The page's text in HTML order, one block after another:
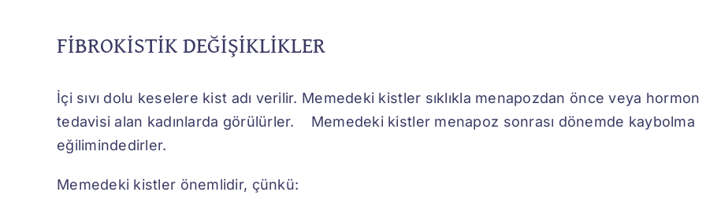
FİBROKİSTİK DEĞİŞİKLİKLER
İçi sıvı dolu keselere kist adı verilir. Memedeki kistler sıklıkla menapozdan önce veya hormon
tedavisi alan kadınlarda görülürler. Memedeki kistler menapoz sonrası dönemde kaybolma
eğilimindedirler.
Memedeki kistler önemlidir, çünkü: